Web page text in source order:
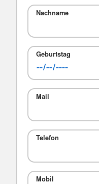
Nachname
Geburtstag
Mail
Telefon
Mobil